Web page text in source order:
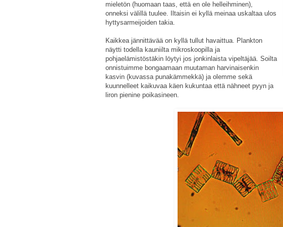
mieletön (huomaan taas, että en ole helleihminen),
onneksi välillä tuulee. Iltaisin ei kyllä meinaa uskaltaa ulos
hyttysarmeijoiden takia.
Kaikkea jännittävää on kyllä tullut havaittua. Plankton
näytti todella kauniilta mikroskoopilla ja
pohjaelämistöstäkin löytyi jos jonkinlaista vipeltäjää. Soilta
onnistuimme bongaamaan muutaman harvinaisenkin
kasvin (kuvassa punakämmekkä) ja olemme sekä
kuunnelleet kaikuvaa käen kukuntaa että nähneet pyyn ja
liron pienine poikasineen.